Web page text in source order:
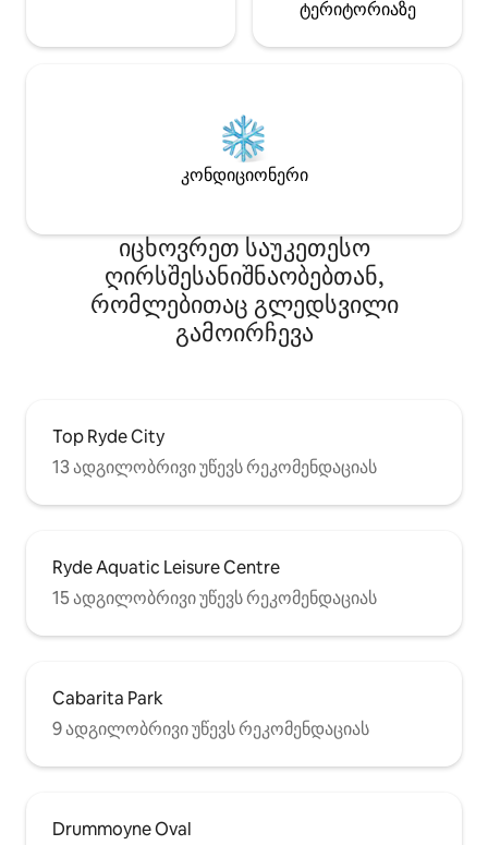
ტერიტორიაზე
კონდიციონერი
იცხოვრეთ საუკეთესო
ღირსშესანიშნაობებთან,
რომლებითაც გლედსვილი
გამოირჩევა
Top Ryde City
13 ადგილობრივი უწევს რეკომენდაციას
Ryde Aquatic Leisure Centre
15 ადგილობრივი უწევს რეკომენდაციას
Cabarita Park
9 ადგილობრივი უწევს რეკომენდაციას
Drummoyne Oval